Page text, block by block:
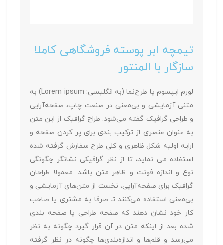
تیمچه ابر پوسته فروشگاهی کاملا
سازگار با المنتور
لورم ایپسوم یا طرح‌نما (به انگلیسی: Lorem ipsum) به
متنی آزمایشی و بی‌معنی در صنعت چاپ، صفحه‌آرایی
و طراحی گرافیک گفته می‌شود. طراح گرافیک از این متن
به عنوان عنصری از ترکیب بندی برای پر کردن صفحه و
ارایه اولیه شکل ظاهری و کلی طرح سفارش گرفته شده
استفاده می نماید، تا از نظر گرافیکی نشانگر چگونگی
نوع و اندازه فونت و ظاهر متن باشد. معمولا طراحان
گرافیک برای صفحه‌آرایی، نخست از متن‌های آزمایشی و
بی‌معنی استفاده می‌کنند تا صرفا به مشتری یا صاحب
کار خود نشان دهند که صفحه طراحی یا صفحه بندی
شده بعد از اینکه متن در آن قرار گیرد چگونه به نظر
می‌رسد و قلم‌ها و اندازه‌بندی‌ها چگونه در نظر گرفته